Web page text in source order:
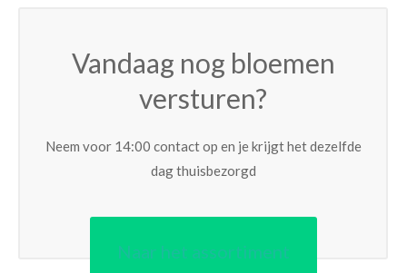
Vandaag nog bloemen
versturen?
Neem voor 14:00 contact op en je krijgt het dezelfde
dag thuisbezorgd
Naar het assortiment